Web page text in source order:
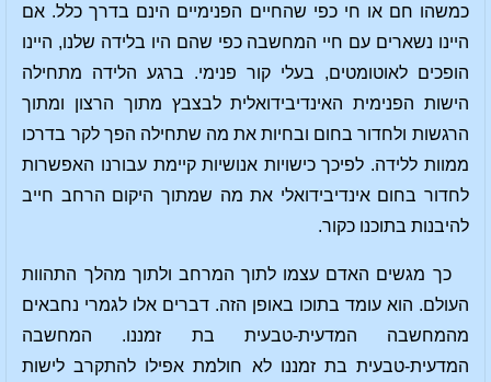
כמשהו חם או חי כפי שהחיים הפנימיים הינם בדרך כלל. אם
היינו נשארים עם חיי המחשבה כפי שהם היו בלידה שלנו, היינו
הופכים לאוטומטים, בעלי קור פנימי. ברגע הלידה מתחילה
הישות הפנימית האינדיבידואלית לבצבץ מתוך הרצון ומתוך
הרגשות ולחדור בחום ובחיות את מה שתחילה הפך לקר בדרכו
ממוות ללידה. לפיכך כישויות אנושיות קיימת עבורנו האפשרות
לחדור בחום אינדיבידואלי את מה שמתוך היקום הרחב חייב
להיבנות בתוכנו כקור.
כך מגשים האדם עצמו לתוך המרחב ולתוך מהלך התהוות
העולם. הוא עומד בתוכו באופן הזה. דברים אלו לגמרי נחבאים
מהמחשבה המדעית-טבעית בת זמננו. המחשבה
המדעית-טבעית בת זמננו לא חולמת אפילו להתקרב לישות